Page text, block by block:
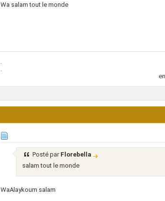
Wa salam tout le monde
.
.
Posté par Florebella
salam tout le monde
WaAlaykoum salam